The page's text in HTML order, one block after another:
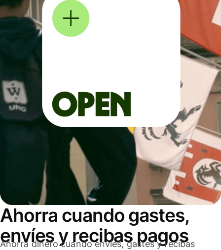
Ahorra cuando gastes,
envíes y recibas pagos
Ahorra dinero cuando envíes, gastes y recibas